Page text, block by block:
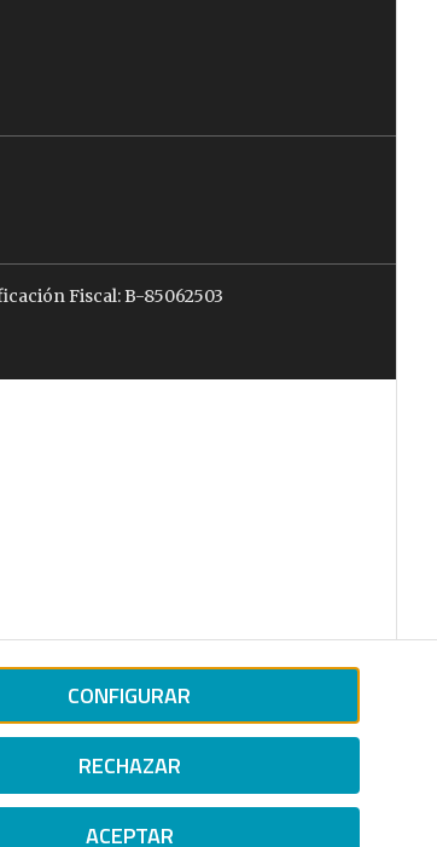
CONFIGURAR
RECHAZAR
ACEPTAR
Fiscal: B-85062503